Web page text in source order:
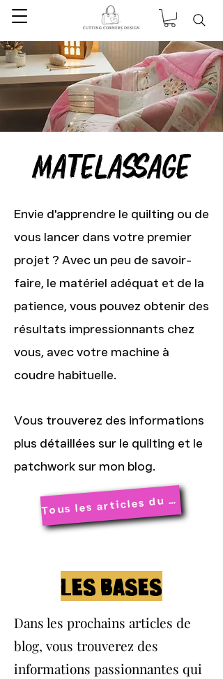
matelassage
Envie d'apprendre le quilting ou de
vous lancer dans votre premier
projet ? Avec un peu de savoir-
faire, le matériel adéquat et de la
patience, vous pouvez obtenir des
résultats impressionnants chez
vous, avec votre machine à
coudre habituelle.
Vous trouverez des informations
plus détaillées sur le quilting et le
patchwork sur mon blog.
T ous les articles du blog
Les bases
Dans les prochains articles de
blog, vous trouverez des
informations passionnantes qui